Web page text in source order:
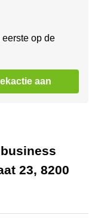
op de
aan
23, 8200